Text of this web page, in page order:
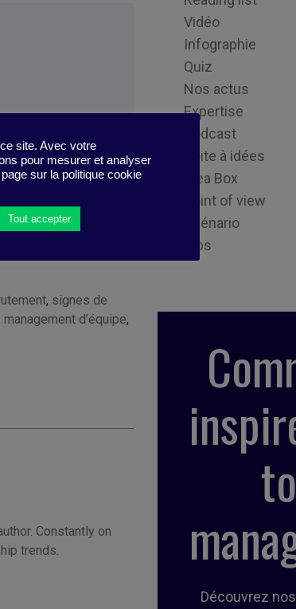
, signes de
management d’équipe,
Constantly on
trends.
Vidéo
Infographie
Quiz
Nos actus
Expertise
Podcast
Boite à idées
Idea Box
Point of view
Scénario
Tips
Découvrez
site. Avec votre
pour mesurer et analyser
sur la politique cookie
Tout accepter